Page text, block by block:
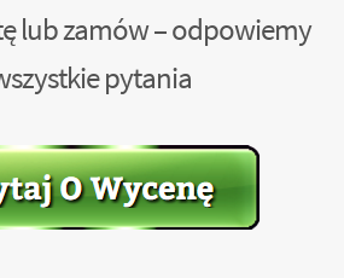
lub zamów – odpowiemy
pytania